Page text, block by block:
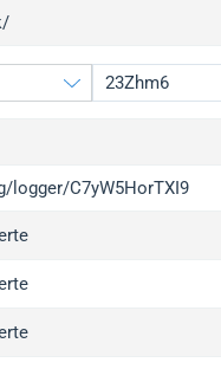
logger/C7yW5HorTXI9